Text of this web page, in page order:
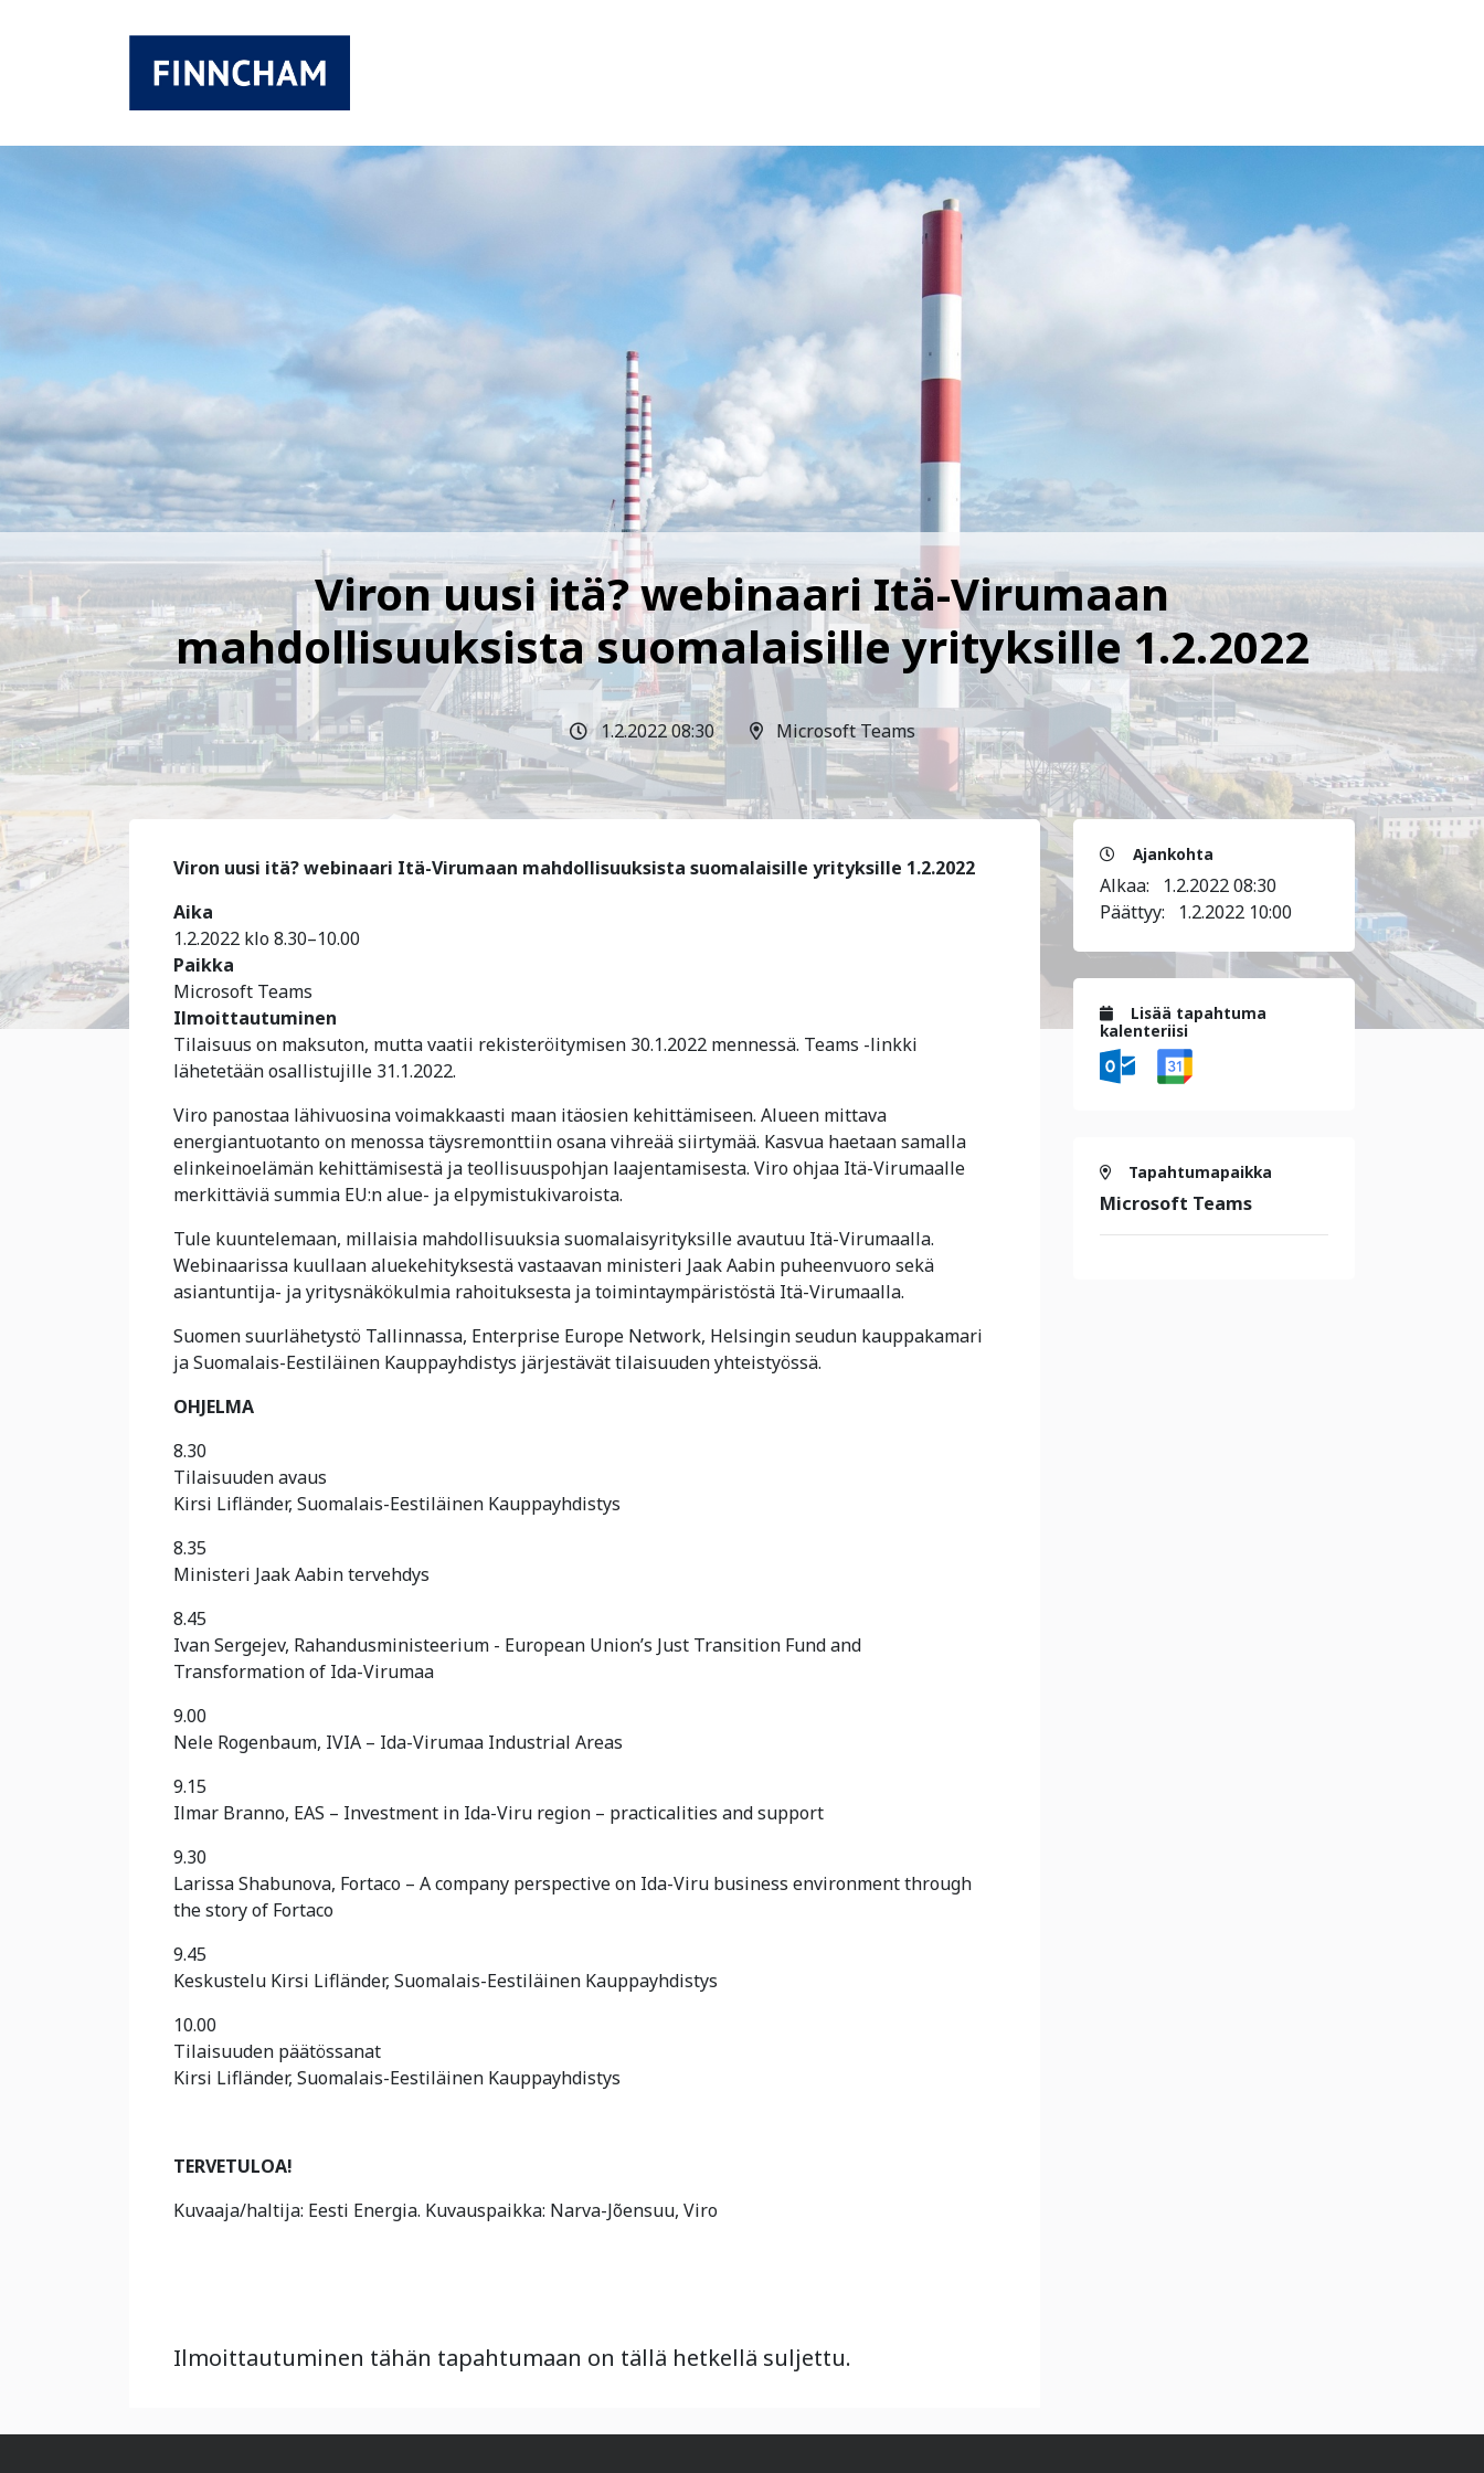
Viron uusi itä? webinaari Itä-Virumaan
mahdollisuuksista suomalaisille yrityksille 1.2.2022
1.2.2022 08:30 Microsoft Teams
Viron uusi itä? webinaari Itä-Virumaan mahdollisuuksista suomalaisille yrityksille 1.2.2022
Aika
1.2.2022 klo 8.30–10.00
Paikka
Microsoft Teams
Ilmoittautuminen
Tilaisuus on maksuton, mutta vaatii rekisteröitymisen 30.1.2022 mennessä. Teams -linkki
lähetetään osallistujille 31.1.2022.
Viro panostaa lähivuosina voimakkaasti maan itäosien kehittämiseen. Alueen mittava
energiantuotanto on menossa täysremonttiin osana vihreää siirtymää. Kasvua haetaan samalla
elinkeinoelämän kehittämisestä ja teollisuuspohjan laajentamisesta. Viro ohjaa Itä-Virumaalle
merkittäviä summia EU:n alue- ja elpymistukivaroista.
Tule kuuntelemaan, millaisia mahdollisuuksia suomalaisyrityksille avautuu Itä-Virumaalla.
Webinaarissa kuullaan aluekehityksestä vastaavan ministeri Jaak Aabin puheenvuoro sekä
asiantuntija- ja yritysnäkökulmia rahoituksesta ja toimintaympäristöstä Itä-Virumaalla.
Suomen suurlähetystö Tallinnassa, Enterprise Europe Network, Helsingin seudun kauppakamari
ja Suomalais-Eestiläinen Kauppayhdistys järjestävät tilaisuuden yhteistyössä.
OHJELMA
8.30
Tilaisuuden avaus
Kirsi Lifländer, Suomalais-Eestiläinen Kauppayhdistys
8.35
Ministeri Jaak Aabin tervehdys
8.45
Ivan Sergejev, Rahandusministeerium - European Union’s Just Transition Fund and
Transformation of Ida-Virumaa
9.00
Nele Rogenbaum, IVIA – Ida-Virumaa Industrial Areas
9.15
Ilmar Branno, EAS – Investment in Ida-Viru region – practicalities and support
9.30
Larissa Shabunova, Fortaco – A company perspective on Ida-Viru business environment through
the story of Fortaco
9.45
Keskustelu Kirsi Lifländer, Suomalais-Eestiläinen Kauppayhdistys
10.00
Tilaisuuden päätössanat
Kirsi Lifländer, Suomalais-Eestiläinen Kauppayhdistys
TERVETULOA!
Kuvaaja/haltija: Eesti Energia. Kuvauspaikka: Narva-Jõensuu, Viro
Ilmoittautuminen tähän tapahtumaan on tällä hetkellä suljettu.
Ajankohta
Alkaa: 1.2.2022 08:30
Päättyy: 1.2.2022 10:00
Lisää tapahtuma
kalenteriisi
Tapahtumapaikka
Microsoft Teams